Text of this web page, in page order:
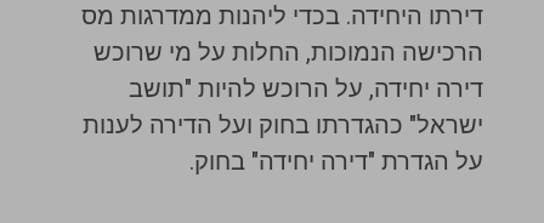
דירתו היחידה. בכדי ליהנות ממדרגות מס
הרכישה הנמוכות, החלות על מי שרוכש
דירה יחידה, על הרוכש להיות "תושב
ישראל" כהגדרתו בחוק ועל הדירה לענות
על הגדרת "דירה יחידה" בחוק.